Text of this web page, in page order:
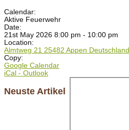
Calendar:
Aktive Feuerwehr
Date:
21st May 2026 8:00 pm - 10:00 pm
Location:
Almtweg 21 25482 Appen Deutschland
Copy:
Google Calendar
iCal - Outlook
Neuste Artikel